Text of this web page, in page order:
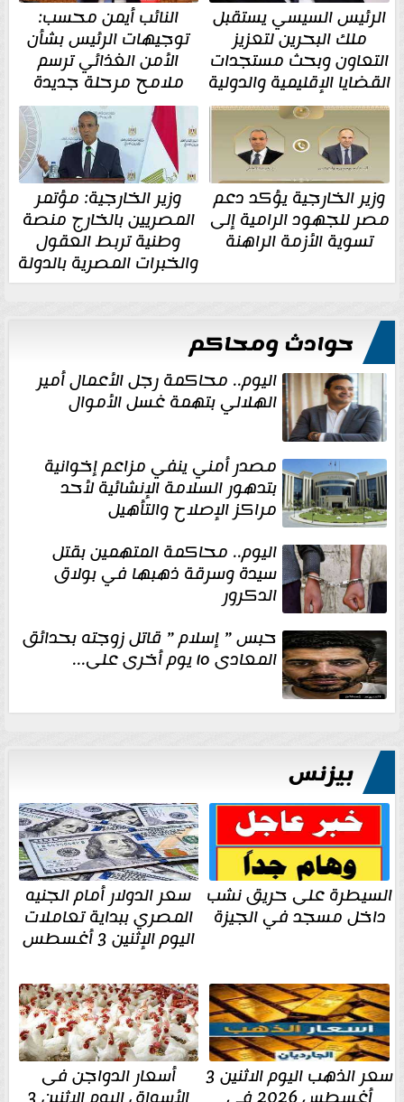
الرئيس السيسي يستقبل
ملك البحرين لتعزيز
التعاون وبحث مستجدات
القضايا الإقليمية والدولية
النائب أيمن محسب:
توجيهات الرئيس بشأن
الأمن الغذائي ترسم
ملامح مرحلة جديدة
وزير الخارجية يؤكد دعم
مصر للجهود الرامية إلى
تسوية الأزمة الراهنة
وزير الخارجية: مؤتمر
المصريين بالخارج منصة
وطنية تربط العقول
والخبرات المصرية بالدولة
حوادث ومحاكم
اليوم.. محاكمة رجل الأعمال أمير
الهلالي بتهمة غسل الأموال
مصدر أمني ينفي مزاعم إخوانية
بتدهور السلامة الإنشائية لأحد
مراكز الإصلاح والتأهيل
اليوم.. محاكمة المتهمين بقتل
سيدة وسرقة ذهبها في بولاق
الدكرور
حبس ” إسلام ” قاتل زوجته بحدائق
المعادى ١٥ يوم أخرى على...
بيزنس
السيطرة على حريق نشب
داخل مسجد في الجيزة
سعر الدولار أمام الجنيه
المصري ببداية تعاملات
اليوم الإثنين 3 أغسطس
سعر الذهب اليوم الاثنين 3 أسعار الدواجن فى